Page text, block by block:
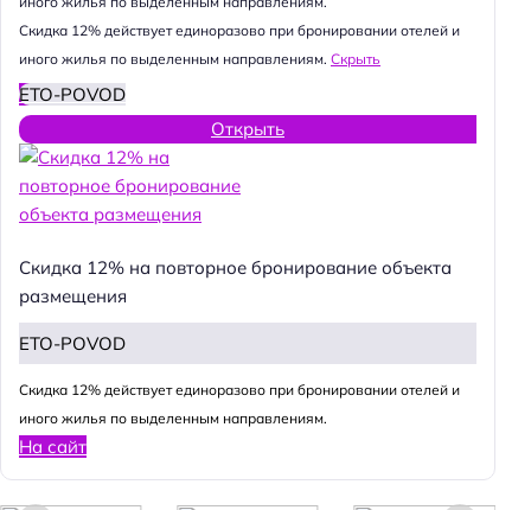
Cкидка 12% действует единоразово при бронировании отелей и
иного жилья по выделенным направлениям. Скрыть
ETO-POVOD
Открыть
Скидка 12% на повторное бронирование объекта
размещения
ETO-POVOD
Cкидка 12% действует единоразово при бронировании отелей и
иного жилья по выделенным направлениям.
На сайт